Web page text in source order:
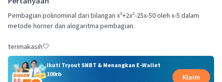
Pembagian polinominal dari bilangan x³+2x²-25x-50 oleh x-5 dalam
metode horner dan alogaritma pembagian.
terimakasih🤍
Ikuti Tryout SNBT & Menangkan E-Wallet
100rb
Klaim